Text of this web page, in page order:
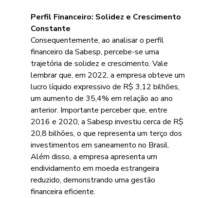
Perfil Financeiro: Solidez e Crescimento
Constante
Consequentemente, ao analisar o perfil
financeiro da Sabesp, percebe-se uma
trajetória de solidez e crescimento. Vale
lembrar que, em 2022, a empresa obteve um
lucro líquido expressivo de R$ 3,12 bilhões,
um aumento de 35,4% em relação ao ano
anterior. Importante perceber que, entre
2016 e 2020, a Sabesp investiu cerca de R$
20,8 bilhões, o que representa um terço dos
investimentos em saneamento no Brasil.
Além disso, a empresa apresenta um
endividamento em moeda estrangeira
reduzido, demonstrando uma gestão
financeira eficiente.